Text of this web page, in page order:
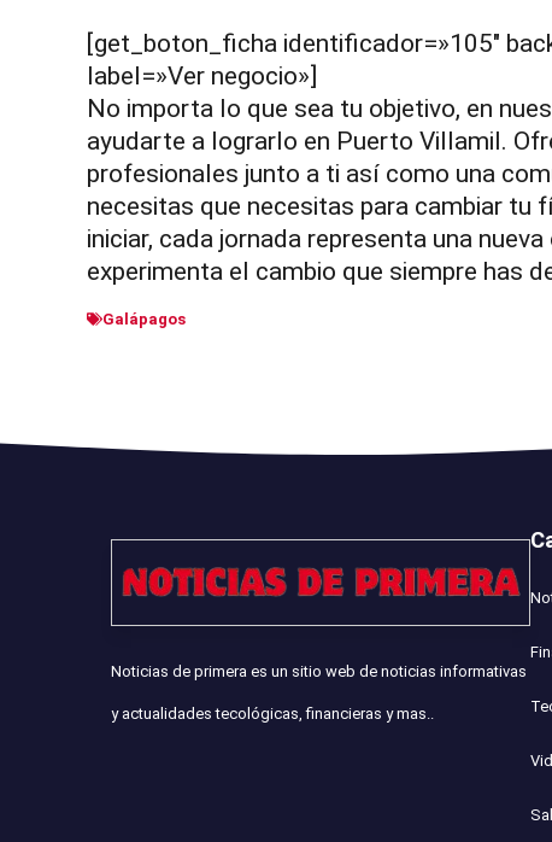
[get_boton_ficha identificador=»105″
label=»Ver negocio»]
No importa lo que sea tu objetivo, en
ayudarte a lograrlo en Puerto Villamil.
profesionales junto a ti así como una
necesitas que necesitas para cambiar tu
iniciar, cada jornada representa una
experimenta el cambio que siempre has
Galápagos
Noticias de primera es un sitio web de noticias informativas
y actualidades tecológicas, financieras y mas..